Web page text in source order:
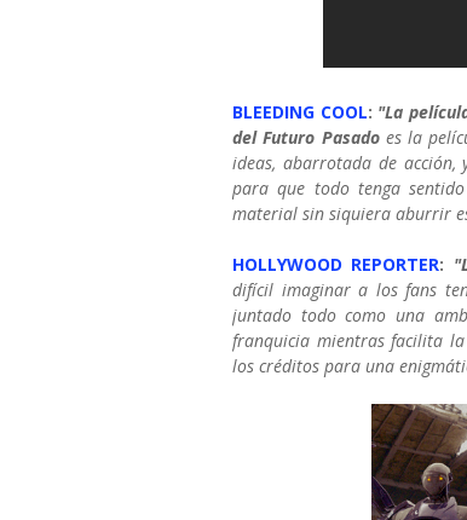
BLEEDING COOL: "La
del Futuro Pasadoes la
ideas, abarrotada de acción,
para que todo tenga
material sin siquiera aburrir
HOLLYWOOD REPORTER:
difícil imaginar a los fans
juntado todo como una
franquicia mientras facilita
los créditos para una